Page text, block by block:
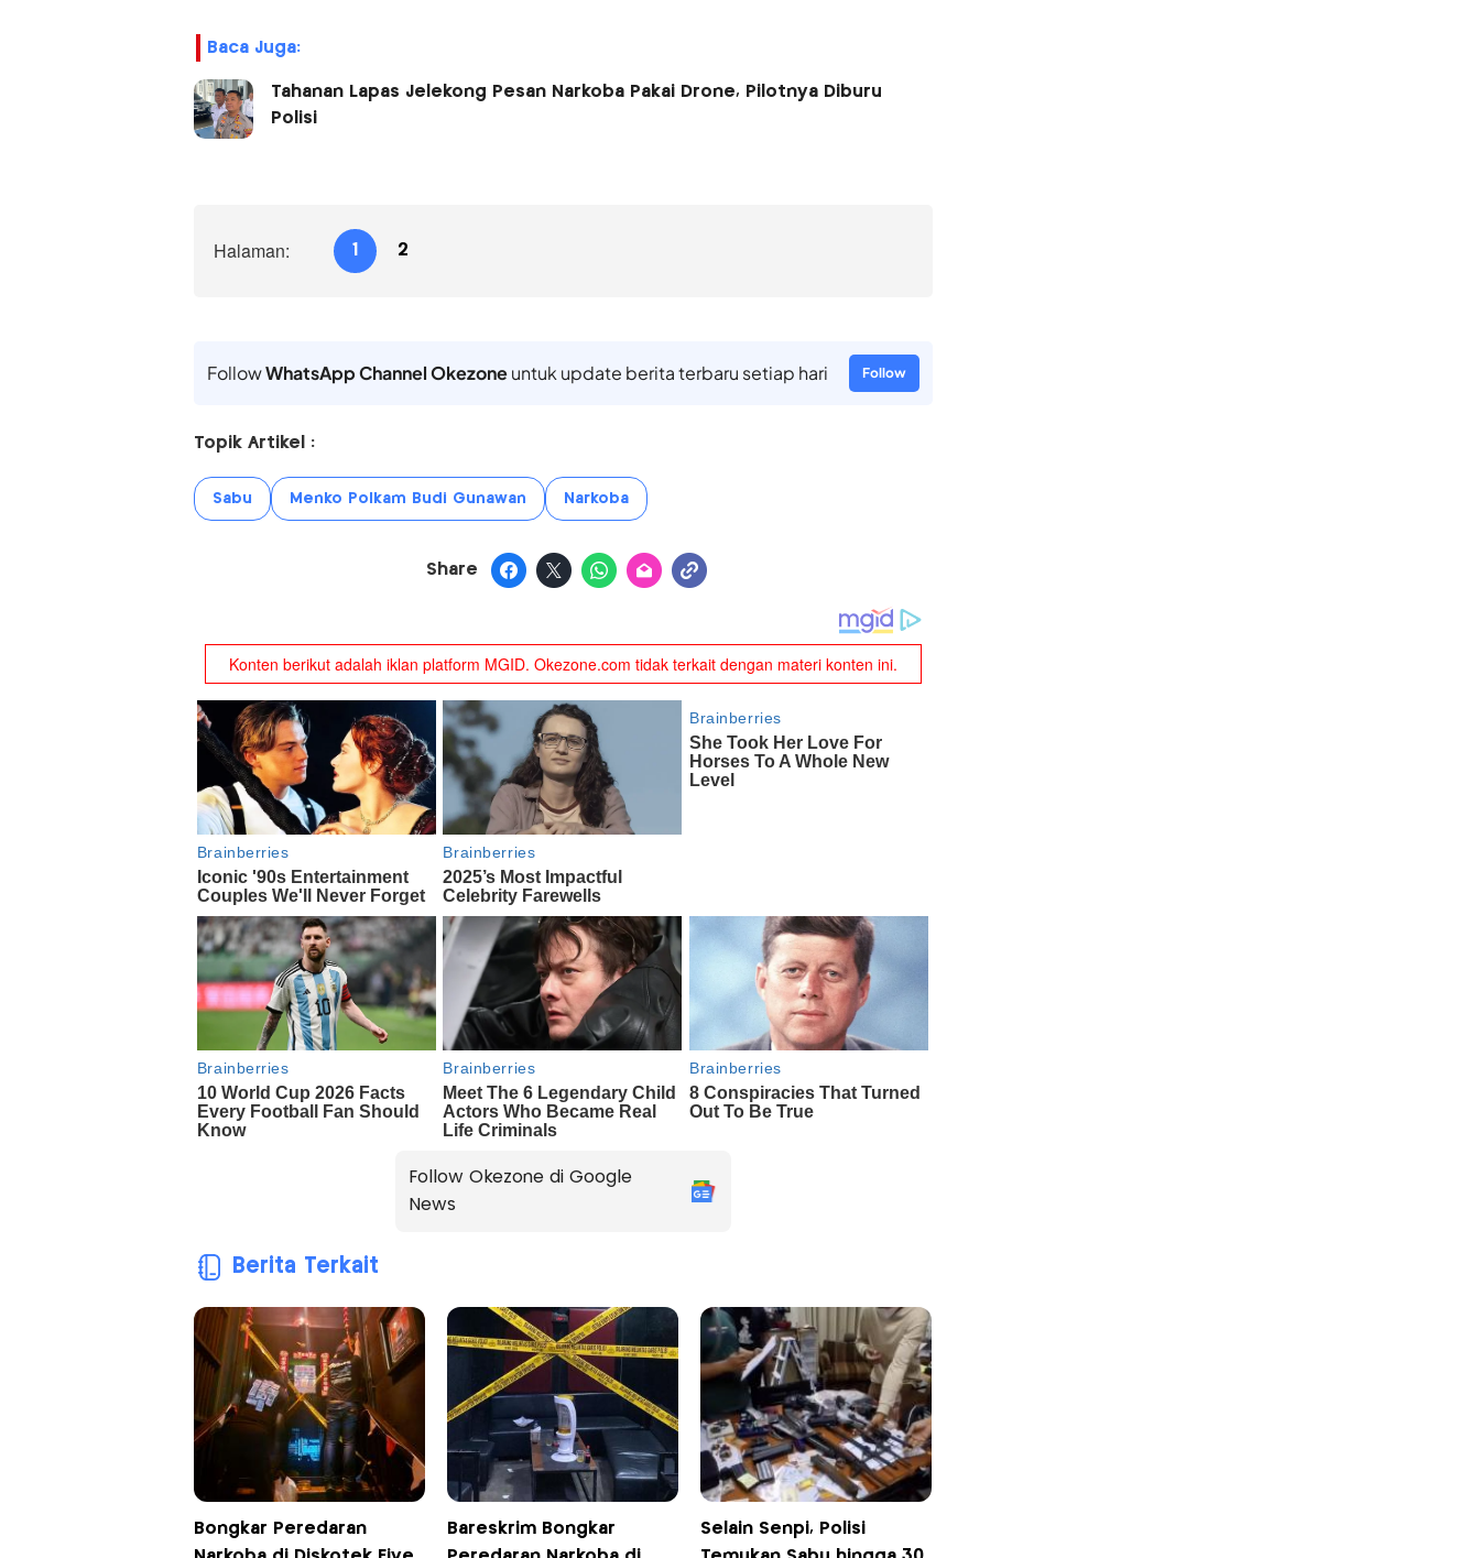
Baca Juga:
Tahanan Lapas Jelekong Pesan Narkoba Pakai Drone, Pilotnya Diburu
Polisi
Halaman: 1 2
FollowWhatsApp Channel Okezoneuntuk update berita terbaru setiap hari Follow
Topik Artikel :
Sabu Menko Polkam Budi Gunawan Narkoba
Share
Follow Okezone di Google
News
Berita Terkait
Bongkar Peredaran
Bareskrim Bongkar
Selain Senpi, Polisi